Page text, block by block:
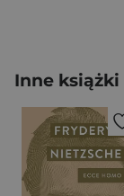
Inne książki